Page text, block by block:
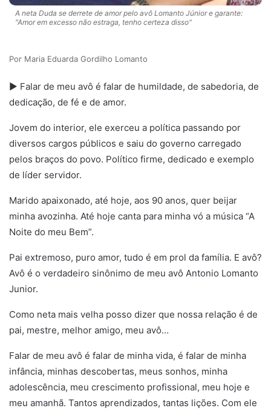
A neta Duda se derrete de amor pelo avô Lomanto Júnior e garante:
"Amor em excesso não estraga, tenho certeza disso"
Maria Eduarda Gordilho Lomanto
► Falar de meu avô é falar de humildade, de sabedoria, de
dedicação, de fé e de amor.
Jovem do interior, ele exerceu a política passando por
diversos cargos públicos e saiu do governo carregado
pelos braços do povo. Político firme, dedicado e exemplo
de líder servidor.
Marido apaixonado, até hoje, aos 90 anos, quer beijar
minha avozinha. Até hoje canta para minha vó a música “A
Noite do meu Bem”.
Pai extremoso, puro amor, tudo é em prol da família. E avô?
Avô é o verdadeiro sinônimo de meu avô Antonio Lomanto
Junior.
Como neta mais velha posso dizer que nossa relação é de
pai, mestre, melhor amigo, meu avô…
Falar de meu avô é falar de minha vida, é falar de minha
infância, minhas descobertas, meus sonhos, minha
adolescência, meu crescimento profissional, meu hoje e
meu amanhã. Tantos aprendizados, tantas lições. Com ele